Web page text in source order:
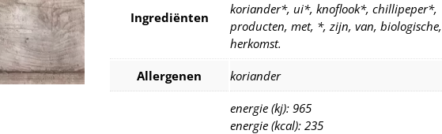
Ingrediënten
koriander*, ui*, knoflook*, chillipeper*,
producten, met, *, zijn, van, biologische,
herkomst.
Allergenen koriander
energie (kj): 965
energie (kcal): 235